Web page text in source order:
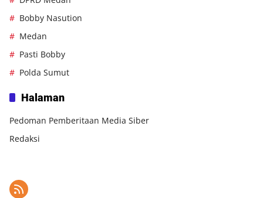
Bobby Nasution
Medan
Pasti Bobby
Polda Sumut
Halaman
Pedoman Pemberitaan Media Siber
Redaksi